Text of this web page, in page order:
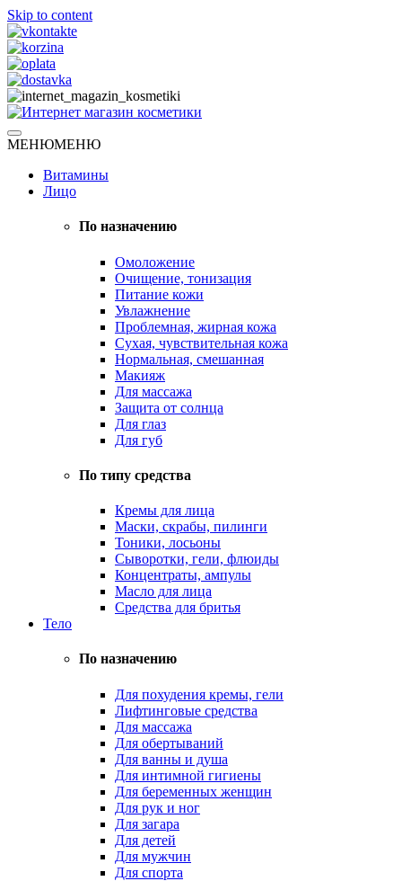
Skip to content
Интернет магазин косметики
Натуральная косметика
МЕНЮМЕНЮ
Витамины
Лицо
По назначению
Омоложение
Очищение, тонизация
Питание кожи
Увлажнение
Проблемная, жирная кожа
Сухая, чувствительная кожа
Нормальная, смешанная
Макияж
Для массажа
Защита от солнца
Для глаз
Для губ
По типу средства
Кремы для лица
Маски, скрабы, пилинги
Тоники, лосьоны
Сыворотки, гели, флюиды
Концентраты, ампулы
Масло для лица
Средства для бритья
Тело
По назначению
Для похудения кремы, гели
Лифтинговые средства
Для массажа
Для обертываний
Для ванны и душа
Для интимной гигиены
Для беременных женщин
Для рук и ног
Для загара
Для детей
Для мужчин
Для спорта